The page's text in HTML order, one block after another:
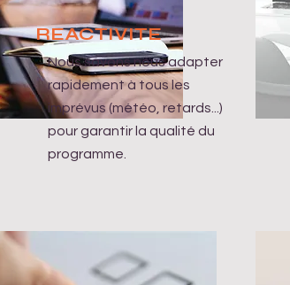
REACTIVITE
Nous savons nous adapter
rapidement à tous les
imprévus (météo, retards...)
pour garantir la qualité du
programme.